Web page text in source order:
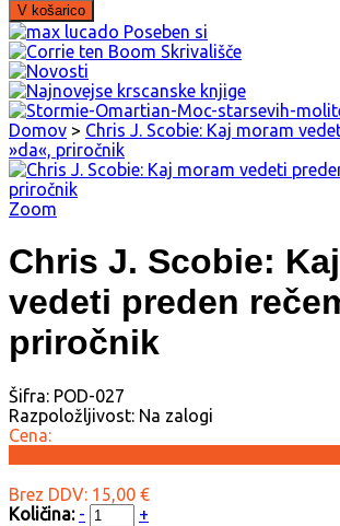
Domov > Chris J. Scobie: Kaj moram
»da«, priročnik
Zoom
Chris J. Scobie:
vedeti preden
priročnik
Šifra: POD-027
Razpoložljivost: Na zalogi
Cena:
Brez DDV: 15,00 €
Količina: - +